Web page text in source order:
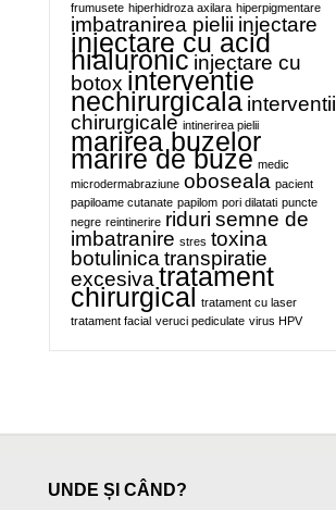
frumusete hiperhidroza axilara hiperpigmentare
imbatranirea pielii injectare
injectare cu acid
hialuronic injectare cu
botox interventie
nechirurgicala interventii
chirurgicale intinerirea pielii
marirea buzelor
marire de buze medic
microdermabraziune oboseala pacient
papiloame cutanate papilom pori dilatati puncte
negre reintinerire riduri semne de
imbatranire stres toxina
botulinicatranspiratie
excesivatratament
chirurgical
tratament cu laser
tratament facial veruci pediculate virus HPV
UNDE ȘI CÂND?